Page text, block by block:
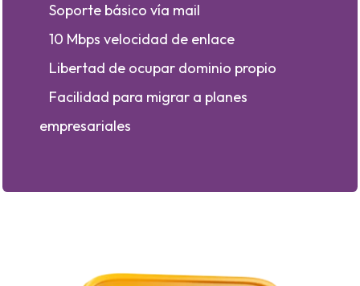
Soporte básico vía mail
10 Mbps velocidad de enlace
Libertad de ocupar dominio propio
Facilidad para migrar a planes
empresariales